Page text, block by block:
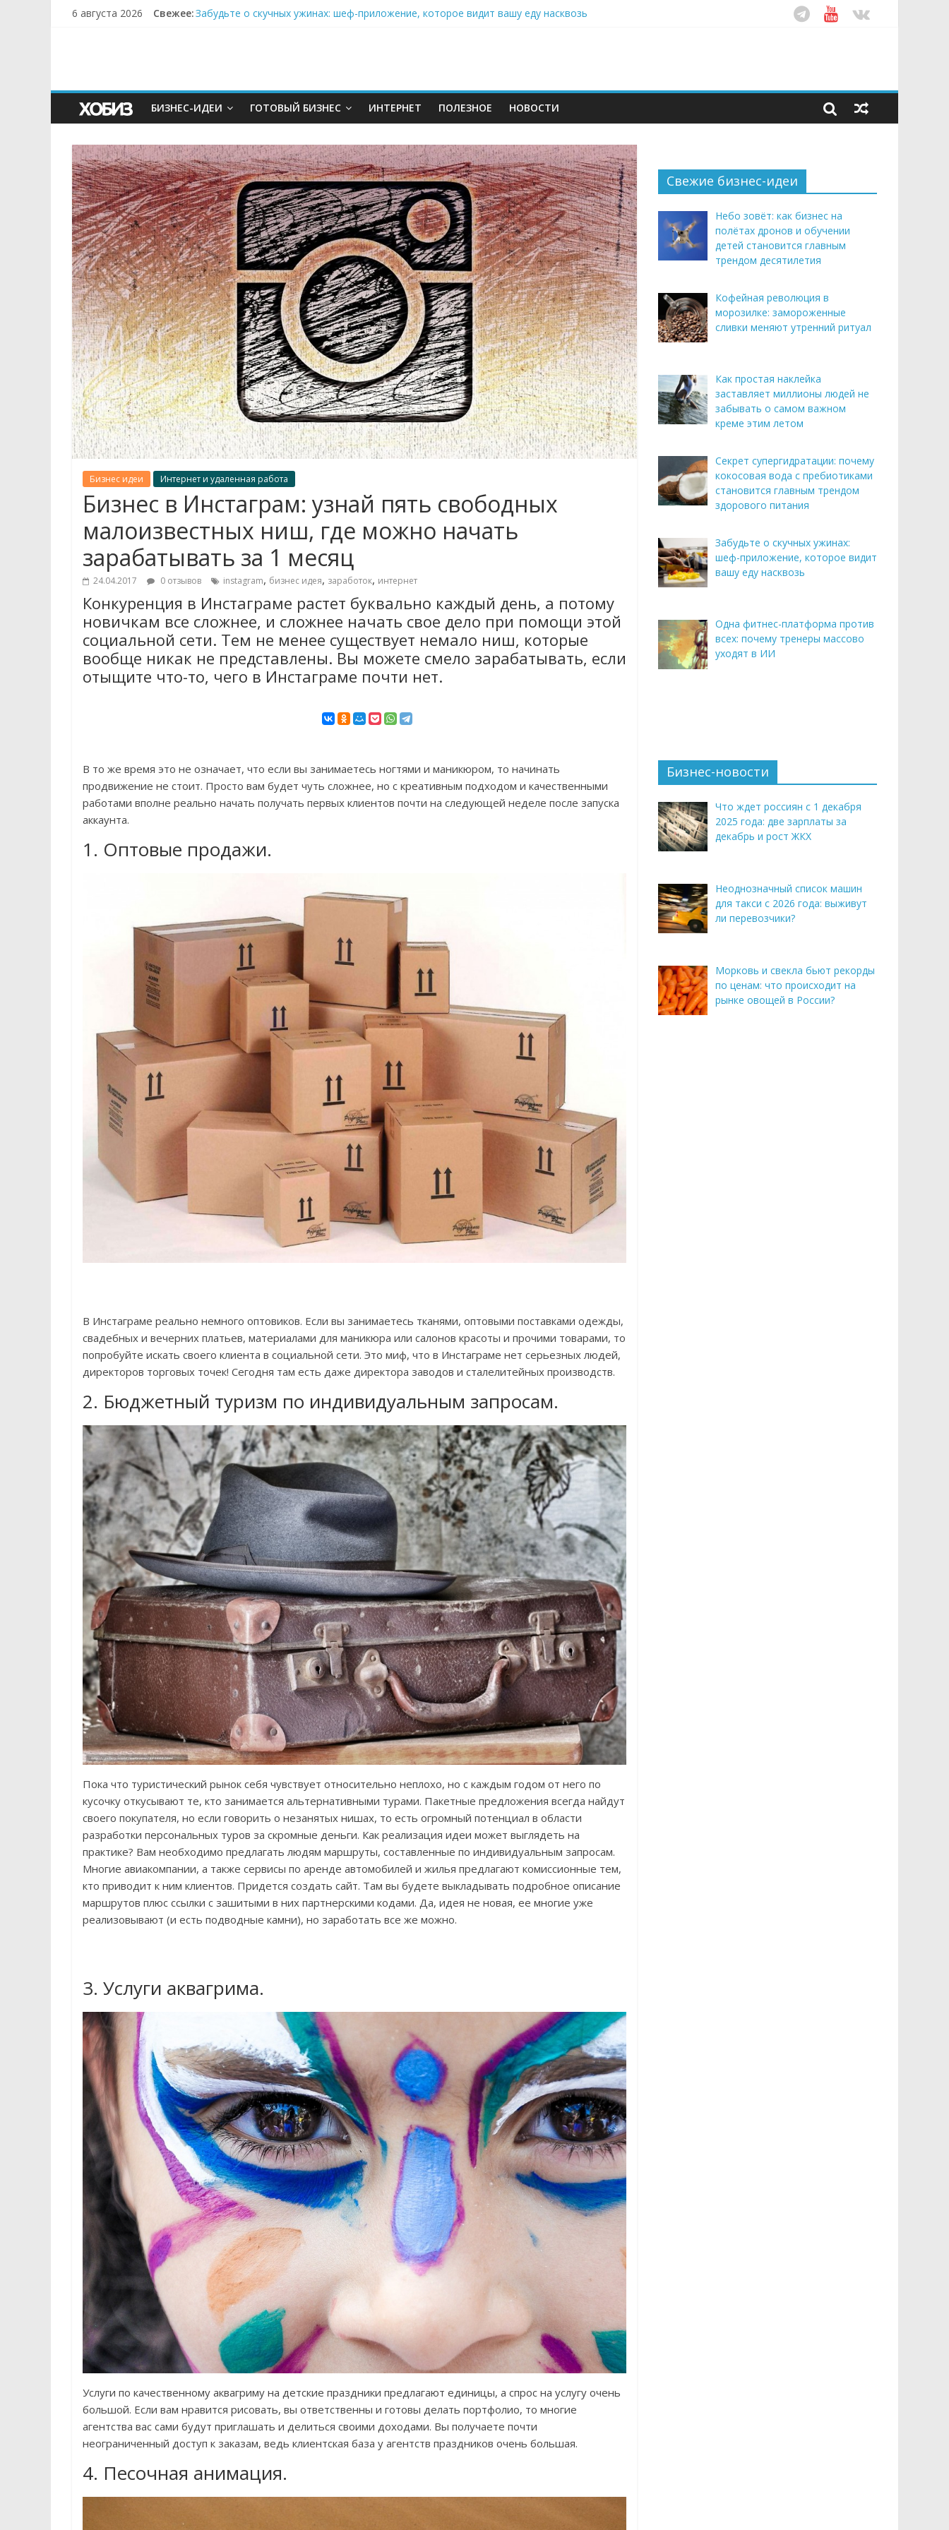
6 августа 2026 Свежее:Забудьте о скучных ужинах: шеф-приложение, которое видит вашу еду насквозь
БИЗНЕС-ИДЕИ ГОТОВЫЙ БИЗНЕС ИНТЕРНЕТ ПОЛЕЗНОЕ НОВОСТИ
Бизнес идеи Интернет и удаленная работа
Бизнес в Инстаграм: узнай пять свободных
малоизвестных ниш, где можно начать
зарабатывать за 1 месяц
24.04.2017 0 отзывов instagram, бизнес идея, заработок, интернет
Конкуренция в Инстаграме растет буквально каждый день, а потому
новичкам все сложнее, и сложнее начать свое дело при помощи этой
социальной сети. Тем не менее существует немало ниш, которые
вообще никак не представлены. Вы можете смело зарабатывать, если
отыщите что-то, чего в Инстаграме почти нет.
В то же время это не означает, что если вы занимаетесь ногтями и маникюром, то начинать
продвижение не стоит. Просто вам будет чуть сложнее, но с креативным подходом и качественными
работами вполне реально начать получать первых клиентов почти на следующей неделе после запуска
аккаунта.
1. Оптовые продажи.
В Инстаграме реально немного оптовиков. Если вы занимаетесь тканями, оптовыми поставками одежды,
свадебных и вечерних платьев, материалами для маникюра или салонов красоты и прочими товарами, то
попробуйте искать своего клиента в социальной сети. Это миф, что в Инстаграме нет серьезных людей,
директоров торговых точек! Сегодня там есть даже директора заводов и сталелитейных производств.
2. Бюджетный туризм по индивидуальным запросам.
Пока что туристический рынок себя чувствует относительно неплохо, но с каждым годом от него по
кусочку откусывают те, кто занимается альтернативными турами. Пакетные предложения всегда найдут
своего покупателя, но если говорить о незанятых нишах, то есть огромный потенциал в области
разработки персональных туров за скромные деньги. Как реализация идеи может выглядеть на
практике? Вам необходимо предлагать людям маршруты, составленные по индивидуальным запросам.
Многие авиакомпании, а также сервисы по аренде автомобилей и жилья предлагают комиссионные тем,
кто приводит к ним клиентов. Придется создать сайт. Там вы будете выкладывать подробное описание
маршрутов плюс ссылки с зашитыми в них партнерскими кодами. Да, идея не новая, ее многие уже
реализовывают (и есть подводные камни), но заработать все же можно.
3. Услуги аквагрима.
Услуги по качественному аквагриму на детские праздники предлагают единицы, а спрос на услугу очень
большой. Если вам нравится рисовать, вы ответственны и готовы делать портфолио, то многие
агентства вас сами будут приглашать и делиться своими доходами. Вы получаете почти
неограниченный доступ к заказам, ведь клиентская база у агентств праздников очень большая.
4. Песочная анимация.
Свежие бизнес-идеи
Небо зовёт: как бизнес на
полётах дронов и обучении
детей становится главным
трендом десятилетия
Кофейная революция в
морозилке: замороженные
сливки меняют утренний ритуал
Как простая наклейка
заставляет миллионы людей не
забывать о самом важном
креме этим летом
Секрет супергидратации: почему
кокосовая вода с пребиотиками
становится главным трендом
здорового питания
Забудьте о скучных ужинах:
шеф-приложение, которое видит
вашу еду насквозь
Одна фитнес-платформа против
всех: почему тренеры массово
уходят в ИИ
Бизнес-новости
Что ждет россиян с 1 декабря
2025 года: две зарплаты за
декабрь и рост ЖКХ
Неоднозначный список машин
для такси с 2026 года: выживут
ли перевозчики?
Морковь и свекла бьют рекорды
по ценам: что происходит на
рынке овощей в России?